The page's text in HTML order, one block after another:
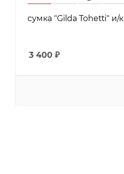
сумка "Gilda Tohetti" и/к
3 400 ₽